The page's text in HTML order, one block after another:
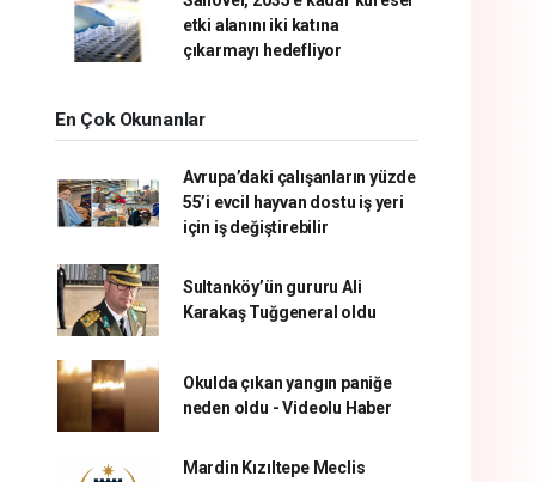
etki alanını iki katına
çıkarmayı hedefliyor
En Çok Okunanlar
Avrupa’daki çalışanların yüzde
55’i evcil hayvan dostu iş yeri
için iş değiştirebilir
Sultanköy’ün gururu Ali
Karakaş Tuğgeneral oldu
Okulda çıkan yangın paniğe
neden oldu - Videolu Haber
Mardin Kızıltepe Meclis